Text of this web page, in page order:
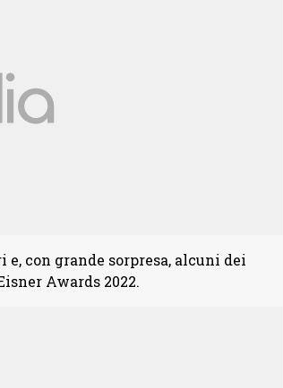
con grande sorpresa, alcuni dei
Awards 2022.